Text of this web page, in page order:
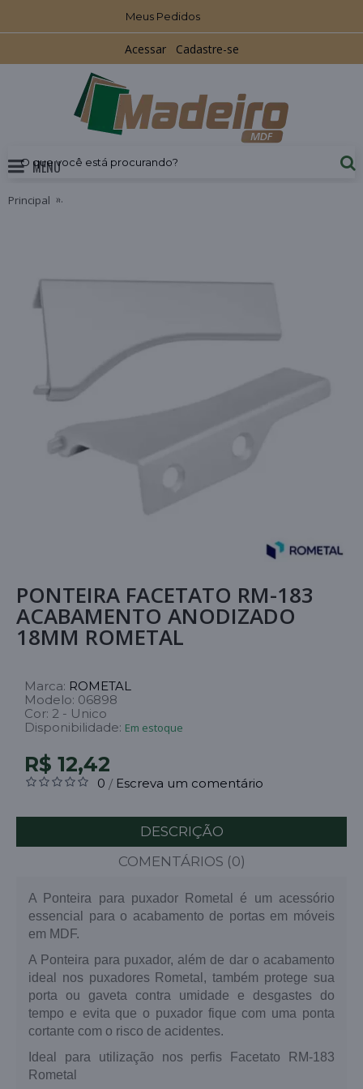
Meus Pedidos
Acessar Cadastre-se
MENU
Principal
PONTEIRA FACETATO RM-183
ACABAMENTO ANODIZADO
18MM ROMETAL
Marca: ROMETAL
Modelo: 06898
Cor: 2 - Unico
Disponibilidade: Em estoque
R$ 12,42
0 / Escreva um comentário
DESCRIÇÃO
COMENTÁRIOS (0)
A Ponteira para puxador Rometal é um acessório
essencial para o acabamento de portas em móveis
em MDF.
A Ponteira para puxador, além de dar o acabamento
ideal nos puxadores Rometal, também protege sua
porta ou gaveta contra umidade e desgastes do
tempo e evita que o puxador fique com uma ponta
cortante com o risco de acidentes.
Ideal para utilização nos perfis Facetato RM-183
Rometal